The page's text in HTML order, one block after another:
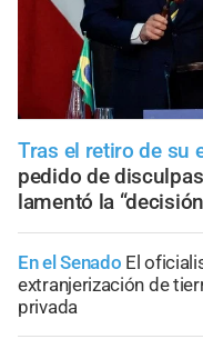
Tras el retiro de su
pedido de
lamentó la
En el Senado El
extranjerización de
privada